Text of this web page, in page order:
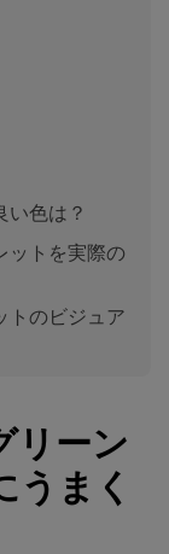
い色は？
ットを実際の
トのビジュア
リーン
うまく